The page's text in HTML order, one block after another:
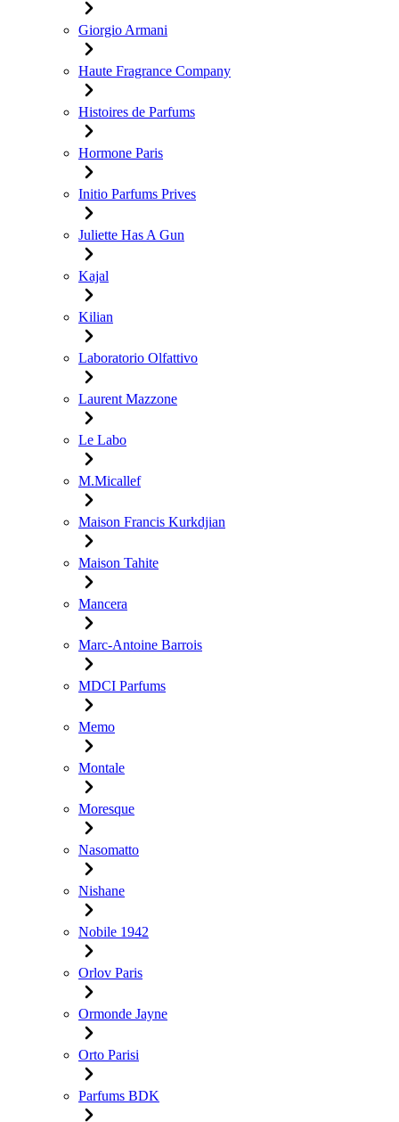
Giorgio Armani
Haute Fragrance Company
Histoires de Parfums
Hormone Paris
Initio Parfums Prives
Juliette Has A Gun
Kajal
Kilian
Laboratorio Olfattivo
Laurent Mazzone
Le Labo
M.Micallef
Maison Francis Kurkdjian
Maison Tahite
Mancera
Marc-Antoine Barrois
MDCI Parfums
Memo
Montale
Moresque
Nasomatto
Nishane
Nobile 1942
Orlov Paris
Ormonde Jayne
Orto Parisi
Parfums BDK